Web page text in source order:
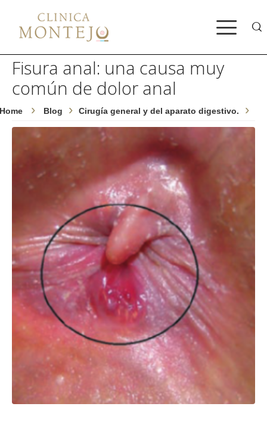
Fisura anal: una causa muy
común de dolor anal
Home Blog Cirugía general y del aparato digestivo.